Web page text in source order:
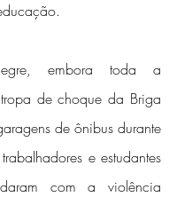
embora toda a
de choque da Briga
de ônibus durante
e estudantes
com a violência